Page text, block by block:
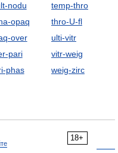
nodu
opaq
over
pari
phas
temp-thro
thro-U-fl
ulti-vitr
vitr-weig
weig-zirc
18+